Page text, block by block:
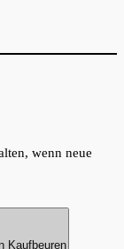
wenn neue